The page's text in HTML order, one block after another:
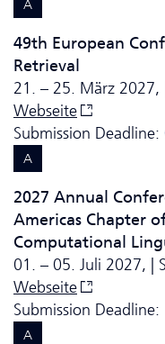
A
49th European
Retrieval
21. – 25. März 2027,
Webseite
Submission Deadline:
A
2027 Annual
Americas Chapter
Computational
01. – 05. Juli 2027, |
Webseite
Submission Deadline:
A